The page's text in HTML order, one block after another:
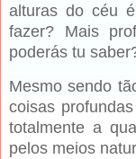
altu­ras do céu
fazer? Mais
poderás tu
Mesmo sendo
coisas
totalmente a
pelos meios